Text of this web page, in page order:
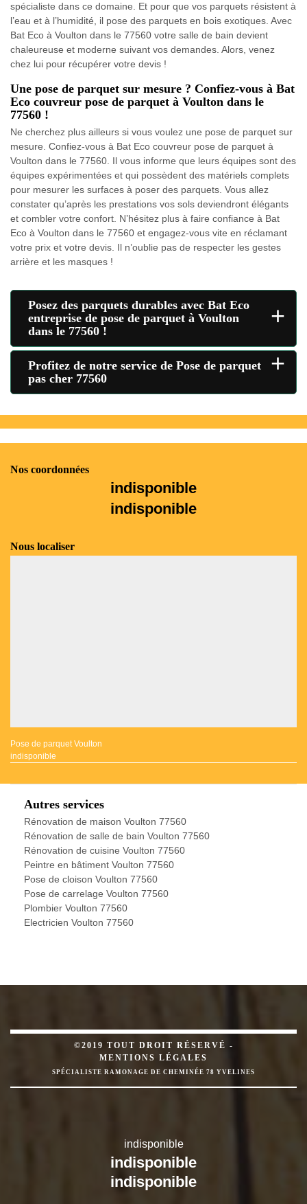
spécialiste dans ce domaine. Et pour que vos parquets résistent à
l’eau et à l’humidité, il pose des parquets en bois exotiques. Avec
Bat Eco à Voulton dans le 77560 votre salle de bain devient
chaleureuse et moderne suivant vos demandes. Alors, venez
chez lui pour récupérer votre devis !
Une pose de parquet sur mesure ? Confiez-vous à Bat
Eco couvreur pose de parquet à Voulton dans le
77560 !
Ne cherchez plus ailleurs si vous voulez une pose de parquet sur
mesure. Confiez-vous à Bat Eco couvreur pose de parquet à
Voulton dans le 77560. Il vous informe que leurs équipes sont des
équipes expérimentées et qui possèdent des matériels complets
pour mesurer les surfaces à poser des parquets. Vous allez
constater qu’après les prestations vos sols deviendront élégants
et combler votre confort. N’hésitez plus à faire confiance à Bat
Eco à Voulton dans le 77560 et engagez-vous vite en réclamant
votre prix et votre devis. Il n’oublie pas de respecter les gestes
arrière et les masques !
Posez des parquets durables avec Bat Eco
entreprise de pose de parquet à Voulton
dans le 77560 !
+
Profitez de notre service de Pose de parquet
pas cher 77560
+
Nos coordonnées
indisponible
indisponible
Nous localiser
Pose de parquet Voulton
indisponible
Autres services
Rénovation de maison Voulton 77560
Rénovation de salle de bain Voulton 77560
Rénovation de cuisine Voulton 77560
Peintre en bâtiment Voulton 77560
Pose de cloison Voulton 77560
Pose de carrelage Voulton 77560
Plombier Voulton 77560
Electricien Voulton 77560
©2019 TOUT DROIT RÉSERVÉ -
MENTIONS LÉGALES
SPÉCIALISTE RAMONAGE DE CHEMINÉE 78 YVELINES
indisponible
indisponible
indisponible